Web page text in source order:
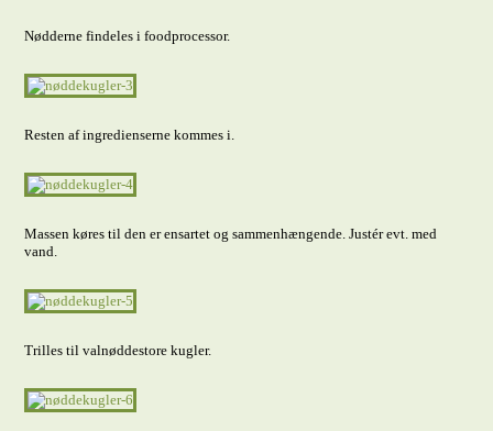
Nødderne findeles i foodprocessor.
Resten af ingredienserne kommes i.
Massen køres til den er ensartet og sammenhængende. Justér evt. med
vand.
Trilles til valnøddestore kugler.